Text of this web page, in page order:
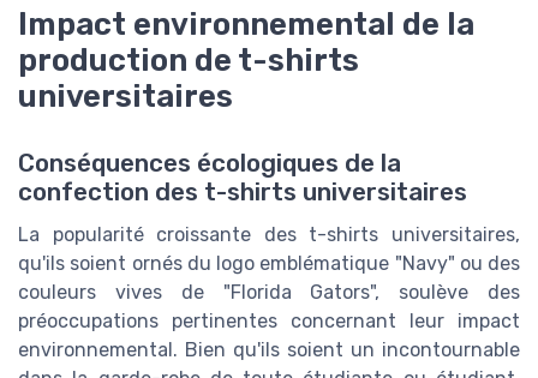
Impact environnemental de la
production de t-shirts
universitaires
Conséquences écologiques de la
confection des t-shirts universitaires
La popularité croissante des t-shirts universitaires,
qu'ils soient ornés du logo emblématique "Navy" ou des
couleurs vives de "Florida Gators", soulève des
préoccupations pertinentes concernant leur impact
environnemental. Bien qu'ils soient un incontournable